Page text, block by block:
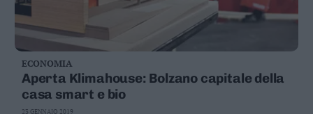
ECONOMIA
Aperta Klimahouse: Bolzano capitale della
casa smart e bio
23 GENNAIO 2019